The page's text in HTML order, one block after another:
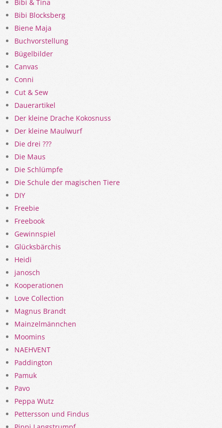
Bibi & Tina
Bibi Blocksberg
Biene Maja
Buchvorstellung
Bügelbilder
Canvas
Conni
Cut & Sew
Dauerartikel
Der kleine Drache Kokosnuss
Der kleine Maulwurf
Die drei ???
Die Maus
Die Schlümpfe
Die Schule der magischen Tiere
DIY
Freebie
Freebook
Gewinnspiel
Glücksbärchis
Heidi
janosch
Kooperationen
Love Collection
Magnus Brandt
Mainzelmännchen
Moomins
NAEHVENT
Paddington
Pamuk
Pavo
Peppa Wutz
Pettersson und Findus